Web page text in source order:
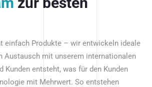
einfach Produkte – wir entwickeln ideale
Austausch mit unserem internationalen
Kunden entsteht, was für den Kunden
mit Mehrwert. So entstehen